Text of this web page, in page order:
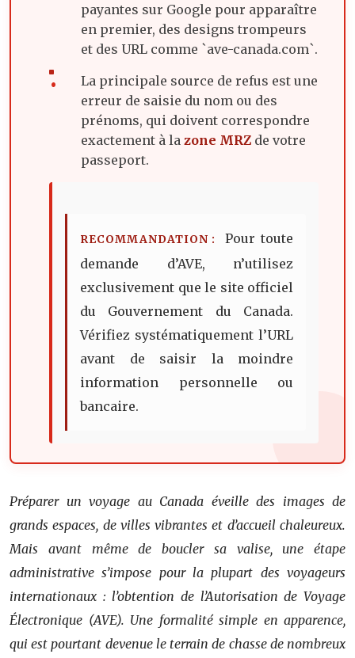
payantes sur Google pour apparaître
en premier, des designs trompeurs
et des URL comme `ave-canada.com`.
La principale source de refus est une
erreur de saisie du nom ou des
prénoms, qui doivent correspondre
exactement à la zone MRZ de votre
passeport.
RECOMMANDATION :
Pour toute
demande d’AVE, n’utilisez
exclusivement que le site officiel
du Gouvernement du Canada.
Vérifiez systématiquement l’URL
avant de saisir la moindre
information personnelle ou
bancaire.
Préparer un voyage au Canada éveille des images de
grands espaces, de villes vibrantes et d’accueil chaleureux.
Mais avant même de boucler sa valise, une étape
administrative s’impose pour la plupart des voyageurs
internationaux : l’obtention de l’Autorisation de Voyage
Électronique (AVE). Une formalité simple en apparence,
qui est pourtant devenue le terrain de chasse de nombreux